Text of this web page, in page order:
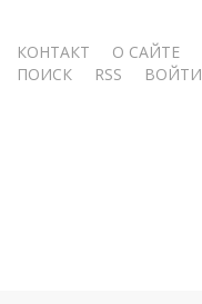
Меню
КОНТАКТ О САЙТЕ
ПОИСК
RSS ВОЙТИ